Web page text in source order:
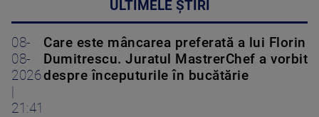
ULTIMELE ȘTIRI
08-
08-
2026
|
21:41
Care este mâncarea preferată a lui Florin
Dumitrescu. Juratul MastrerChef a vorbit
despre începuturile în bucătărie